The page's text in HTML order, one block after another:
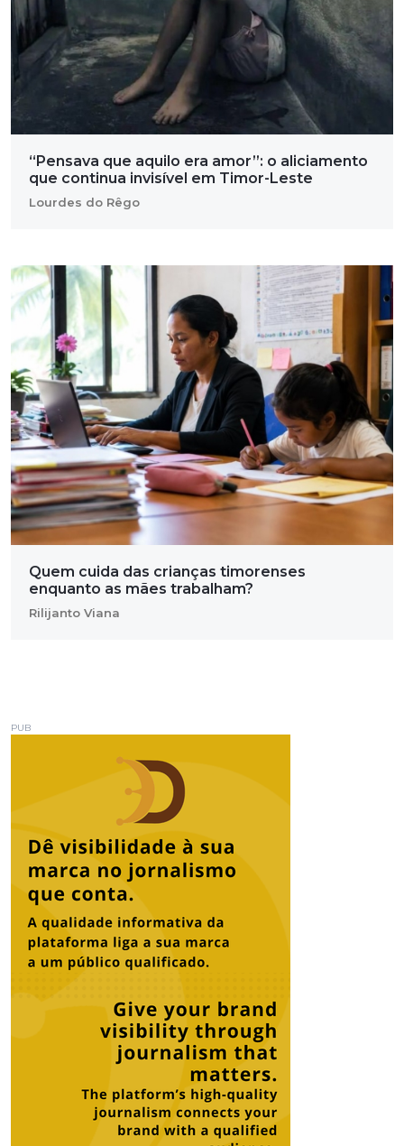
“Pensava que aquilo era amor”: o aliciamento
que continua invisível em Timor-Leste
Lourdes do Rêgo
Quem cuida das crianças timorenses
enquanto as mães trabalham?
Rilijanto Viana
PUB